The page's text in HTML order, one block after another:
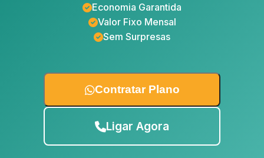
Economia Garantida
Valor Fixo Mensal
Sem Surpresas
Contratar Plano
Ligar Agora